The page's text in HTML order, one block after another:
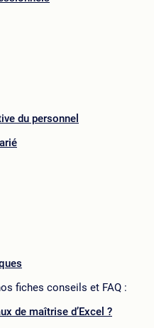
du personnel
fiches conseils et FAQ :
de maîtrise d’Excel ?